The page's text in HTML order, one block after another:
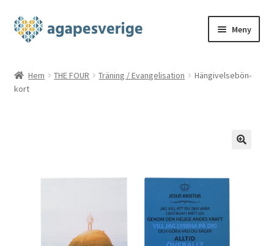
Hoppa
till
Hoppa
till
Meny
Blog
Hem THE FOUR Träning / Evangelisation
Hängivelsebön-
kort